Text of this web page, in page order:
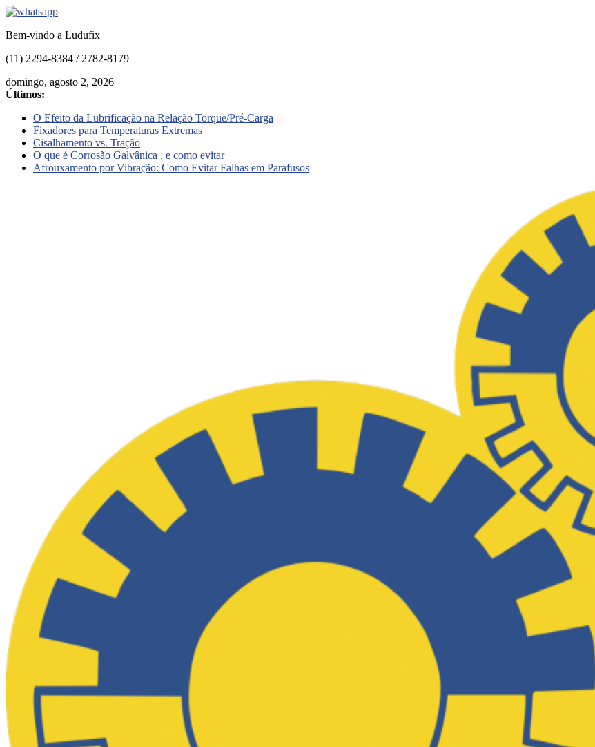
Bem-vindo a Ludufix
(11) 2294-8384 / 2782-8179
domingo, agosto 2, 2026
Últimos:
O Efeito da Lubrificação na Relação Torque/Pré-Carga
Fixadores para Temperaturas Extremas
Cisalhamento vs. Tração
O que é Corrosão Galvânica , e como evitar
Afrouxamento por Vibração: Como Evitar Falhas em Parafusos